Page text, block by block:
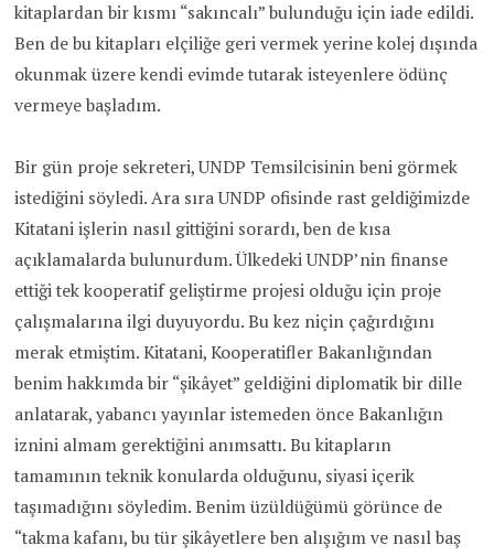
kitaplardan bir kısmı “sakıncalı” bulunduğu için iade edildi.
Ben de bu kitapları elçiliğe geri vermek yerine kolej dışında
okunmak üzere kendi evimde tutarak isteyenlere ödünç
vermeye başladım.
Bir gün proje sekreteri, UNDP Temsilcisinin beni görmek
istediğini söyledi. Ara sıra UNDP ofisinde rast geldiğimizde
Kitatani işlerin nasıl gittiğini sorardı, ben de kısa
açıklamalarda bulunurdum. Ülkedeki UNDP’nin finanse
ettiği tek kooperatif geliştirme projesi olduğu için proje
çalışmalarına ilgi duyuyordu. Bu kez niçin çağırdığını
merak etmiştim. Kitatani, Kooperatifler Bakanlığından
benim hakkımda bir “şikâyet” geldiğini diplomatik bir dille
anlatarak, yabancı yayınlar istemeden önce Bakanlığın
iznini almam gerektiğini anımsattı. Bu kitapların
tamamının teknik konularda olduğunu, siyasi içerik
taşımadığını söyledim. Benim üzüldüğümü görünce de
“takma kafanı, bu tür şikâyetlere ben alışığım ve nasıl baş